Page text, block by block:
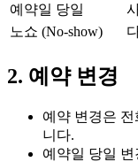
예약일 당일
노쇼 (No-show)
2. 예약 변경
예약 변경은 전
니다.
예약일 당일